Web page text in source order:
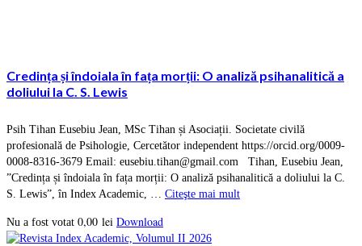
Credința și îndoiala în fața morții: O analiză psihanalitică a
doliului la C. S. Lewis
Psih Tihan Eusebiu Jean, MSc Tihan și Asociații. Societate civilă
profesională de Psihologie, Cercetător independent https://orcid.org/0009-
0008-8316-3679 Email: eusebiu.tihan@gmail.com Tihan, Eusebiu Jean,
”Credința și îndoiala în fața morții: O analiză psihanalitică a doliului la C.
S. Lewis”, în Index Academic, … Citeşte mai mult
Nu a fost votat 0,00 lei Download